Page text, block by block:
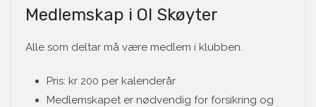
Medlemskap i OI Skøyter
Alle som deltar må være medlem i klubben.
Pris: kr 200 per kalenderår
Medlemskapet er nødvendig for forsikring og